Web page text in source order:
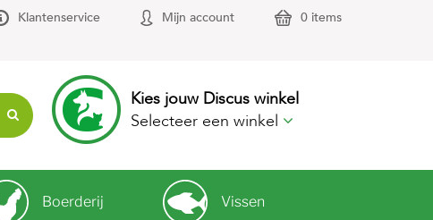
Klantenservice Mijn account 0 items
Kies jouw Discus winkel
Selecteer een winkel
Boerderij Vissen